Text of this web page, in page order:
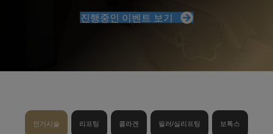
진행중인 이벤트 보기
인기시술 리프팅 콜라겐 필러/실리프팅 보톡스